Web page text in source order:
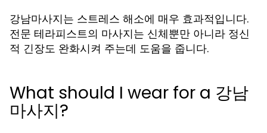
강남마사지는 스트레스 해소에 매우 효과적입니다.
전문 테라피스트의 마사지는 신체뿐만 아니라 정신
적 긴장도 완화시켜 주는데 도움을 줍니다.
What should I wear for a 강남
마사지?